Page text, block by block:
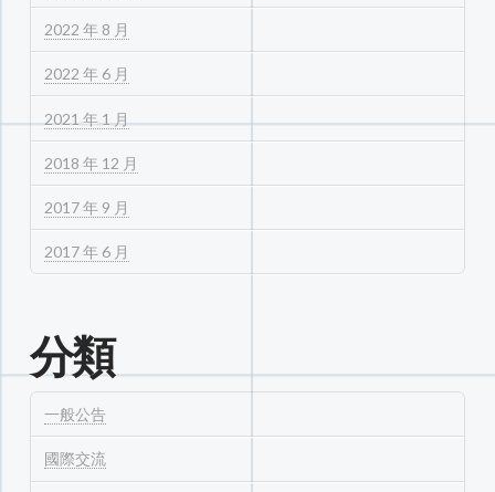
2022 年 8 月
2022 年 6 月
2021 年 1 月
2018 年 12 月
2017 年 9 月
2017 年 6 月
分類
一般公告
國際交流